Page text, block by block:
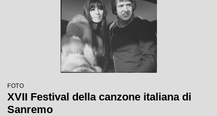
FOTO
XVII Festival della canzone italiana di
Sanremo